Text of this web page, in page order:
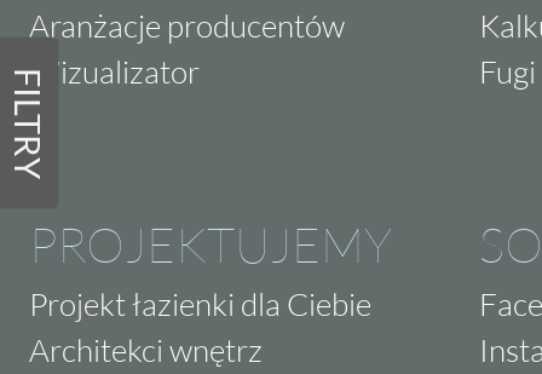
FILTRY
Aranżacje producentów
Wizualizator
PROJEKTUJEMY
Projekt łazienki dla Ciebie
Architekci wnętrz